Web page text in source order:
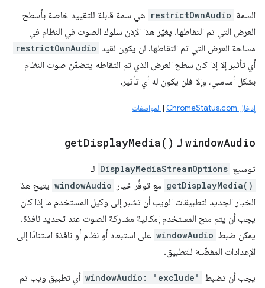
السمة restrictOwnAudio هي سمة قابلة للتقييد خاصة بأسطح
العرض التي تم التقاطها. يغيّر هذا الإذن سلوك الصوت في النظام في
مساحة العرض التي تم التقاطها. لن يكون لقيد restrictOwnAudio
أي تأثير إلا إذا كان سطح العرض الذي تم التقاطه يتضمّن صوت النظام
بشكل أساسي، وإلا فلن يكون له أي تأثير.
إدخال ChromeStatus.com |المواصفات
windowAudio لـ getDisplayMedia( )
توسيع DisplayMediaStreamOptions لـ
getDisplayMedia() مع توفُّر خيار windowAudio يتيح هذا
الخيار الجديد لتطبيقات الويب أن تشير إلى وكيل المستخدم ما إذا كان
يجب أن يتم منح المستخدم إمكانية مشاركة الصوت عند تحديد نافذة.
يمكن ضبط windowAudio على استبعاد أو نظام أو نافذة استنادًا إلى
الإعدادات المفضّلة للتطبيق.
يجب أن تضبط windowAudio: "exclude" أي تطبيق ويب تم